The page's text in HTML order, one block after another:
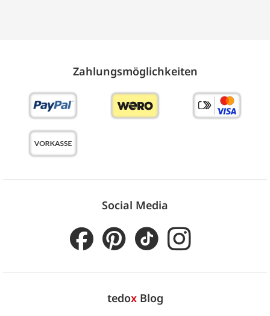
Zahlungs­möglich­keiten
Social Media
tedoxBlog